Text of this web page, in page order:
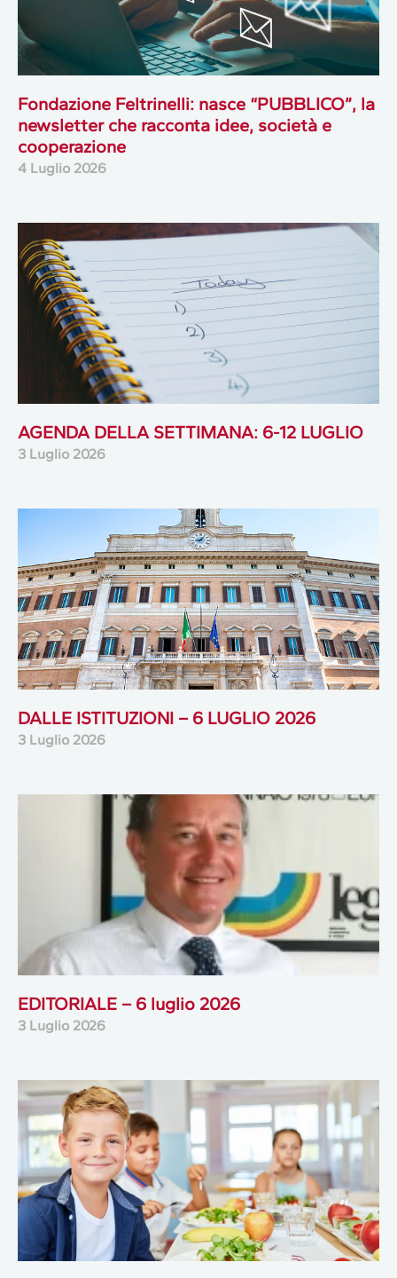
Fondazione Feltrinelli: nasce “PUBBLICO”, la
newsletter che racconta idee, società e
cooperazione
4 Luglio 2026
AGENDA DELLA SETTIMANA: 6-12 LUGLIO
3 Luglio 2026
DALLE ISTITUZIONI – 6 LUGLIO 2026
3 Luglio 2026
EDITORIALE – 6 luglio 2026
3 Luglio 2026